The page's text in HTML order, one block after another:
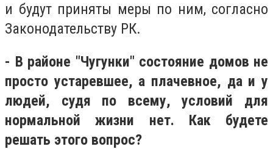
и будут приняты меры по ним, согласно
Законодательству РК.
- В районе "Чугунки" состояние домов не
просто устаревшее, а плачевное, да и у
людей, судя по всему, условий для
нормальной жизни нет. Как будете
решать этого вопрос?